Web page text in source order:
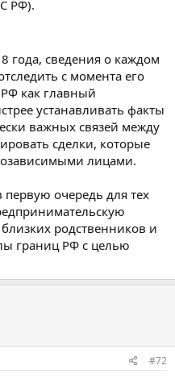
РФ).
года, сведения о каждом
с момента его
как главный
устанавливать факты
важных связей между
сделки, которые
лицами.
очередь для тех
родственников и
границ РФ с целью
#72